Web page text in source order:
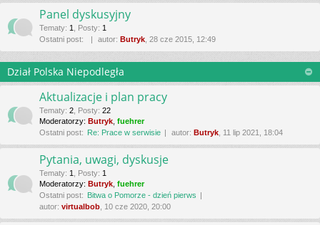
Panel dyskusyjny
Tematy: 1 Posty: 1
Ostatni post:
autor: Butryk , 28 cze 2015, 12:49
Dział Polska Niepodległa
Aktualizacje i plan pracy
Tematy: 2 Posty: 22
Moderatorzy: Butryk fuehrer
Ostatni post: Re: Prace w serwisie autor: Butryk , 11 lip 2021, 18:04
Pytania, uwagi, dyskusje
Tematy: 1 Posty: 1
Moderatorzy: Butryk fuehrer
Ostatni post: Bitwa o Pomorze - dzień pierws
autor: virtualbob , 10 cze 2020, 20:00